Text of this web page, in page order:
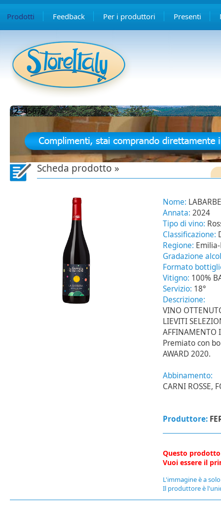
Prodotti Feedback Per i produttori Presenti
12345678
Scheda prodotto »
Nome:
Annata: 2024
Tipo di vino:
Classificazione:
Regione:
Gradazione
Formato
Vitigno: 100%
Servizio: 18°
Descrizione:
VINO
LIEVITI
AFFINAMENTO
Premiato con
AWARD 2020.
Abbinamento:
CARNI ROSSE,
Produttore:
Questo
Vuoi essere il
L'immagine è a
Il produttore è